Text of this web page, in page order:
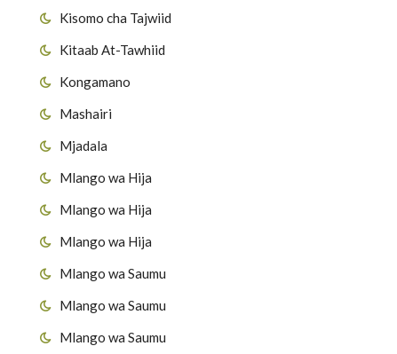
Kisomo cha Tajwiid
Kitaab At-Tawhiid
Kongamano
Mashairi
Mjadala
Mlango wa Hija
Mlango wa Hija
Mlango wa Hija
Mlango wa Saumu
Mlango wa Saumu
Mlango wa Saumu